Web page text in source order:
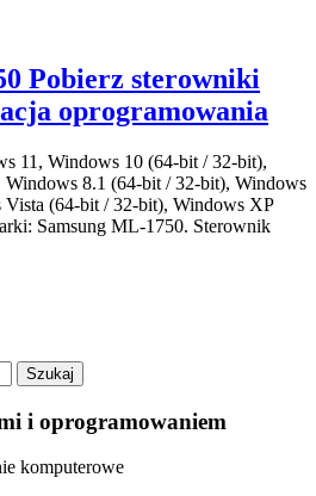
Pobierz sterowniki
oprogramowania
11, Windows 10 (64-bit / 32-bit),
8.1 (64-bit / 32-bit), Windows
(64-bit / 32-bit), Windows XP
Samsung ML-1750. Sterownik
i oprogramowaniem